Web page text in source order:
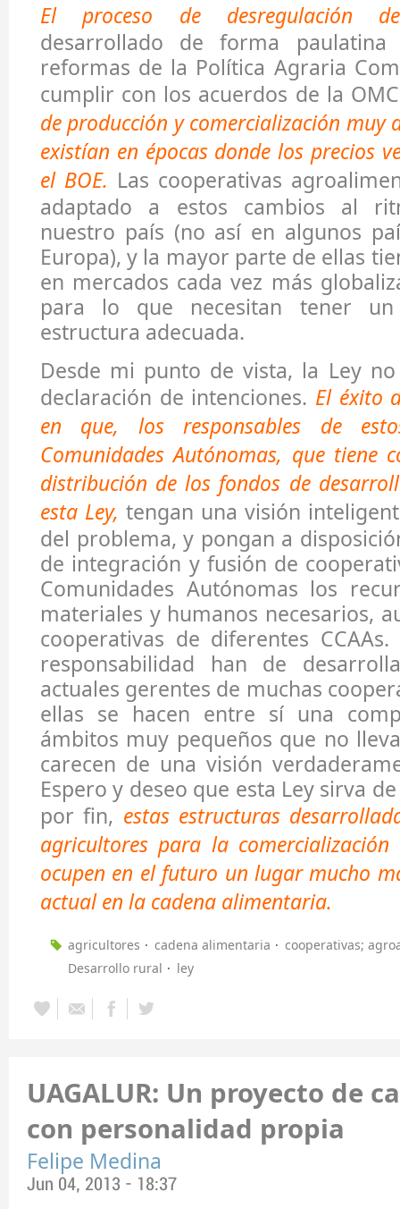
El proceso de desregulación
desarrollado de forma
reformas de la Política Agraria
cumplir con los acuerdos de la
de producción y comercialización muy
existían en épocas donde los precios
el BOE. Las cooperativas
adaptado a estos cambios al
nuestro país (no así en algunos
Europa), y la mayor parte de ellas
en mercados cada vez más
para lo que necesitan tener
estructura adecuada.
Desde mi punto de vista, la Ley
declaración de intenciones. El éxito
en que, los responsables de
Comunidades Autónomas, que tiene
distribución de los fondos de
esta Ley, tengan una visión
del problema, y pongan a
de integración y fusión de
Comunidades Autónomas los
materiales y humanos necesarios,
cooperativas de diferentes
responsabilidad han de
actuales gerentes de muchas
ellas se hacen entre sí una
ámbitos muy pequeños que no
carecen de una visión
Espero y deseo que esta Ley sirva
por fin, estas estructuras
agricultores para la comercialización
ocupen en el futuro un lugar mucho
actual en la cadena alimentaria.
agricultores cadena alimentaria
cooperativas;
Desarrollo rural
ley
UAGALUR: Un proyecto de
con personalidad propia
Felipe Medina
Jun 04, 2013 - 18:37